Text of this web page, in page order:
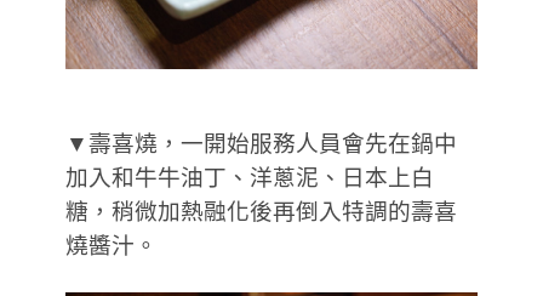
▼壽喜燒，一開始服務人員會先在鍋中
加入和牛牛油丁、洋蔥泥、日本上白
糖，稍微加熱融化後再倒入特調的壽喜
燒醬汁。